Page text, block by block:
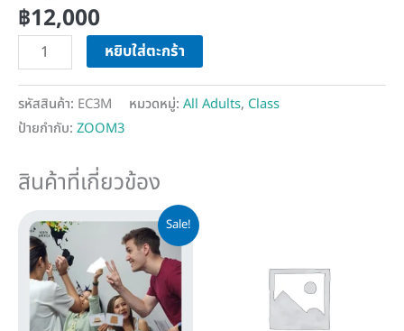
฿12,000
หยิบใส่ตะกร้า
รหัสสินค้า: EC3M หมวดหมู่: All Adults, Class
ป้ายกำกับ: ZOOM3
สินค้าที่เกี่ยวข้อง
Sale!
Price
range:
฿5,400
through
฿14,900
This
product
has
multiple
variants.